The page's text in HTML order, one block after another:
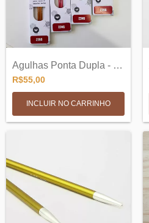
Agulhas Ponta Dupla - 5 Agulhas para Tri...
R$55,00
INCLUIR NO CARRINHO